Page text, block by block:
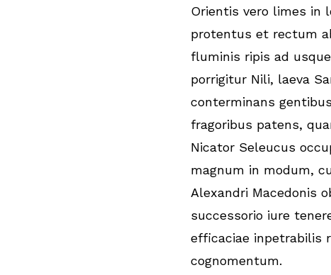
Orientis vero limes in
protentus et rectum
fluminis ripis ad
porrigitur Nili, laeva
conterminans
fragoribus patens,
Nicator Seleucus
magnum in modum,
Alexandri Macedonis
successorio iure
efficaciae inpetrabilis
cognomentum.